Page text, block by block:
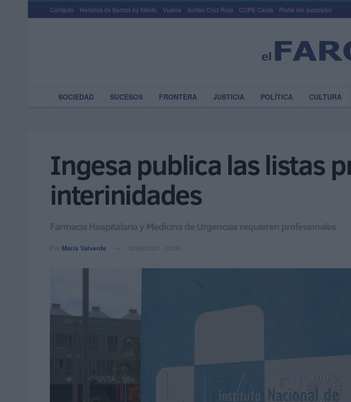
Contacto Horarios de Barcos by Kikoto Vuelos Sorteo Cruz Roja COPE Ceuta Portal del suscriptor
SOCIEDAD SUCESOS FRONTERA JUSTICIA POLÍTICA CULTURA
Ingesa publica las listas
interinidades
Farmacia Hospitalaria y Medicina de Urgencias requieren profesionales
Por María Valverde 12/08/2024 - 20:06